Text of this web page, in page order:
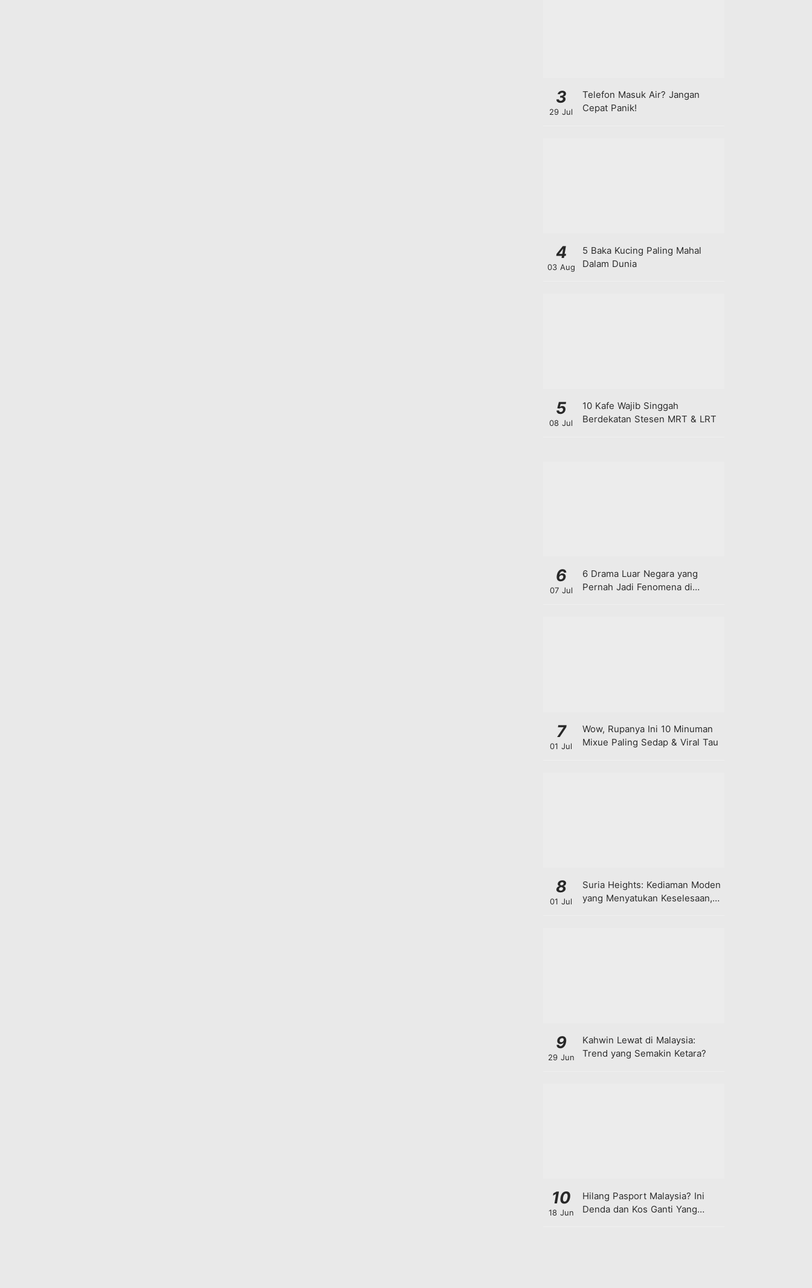
3
29 Jul
Telefon Masuk Air? Jangan
Cepat Panik!
4
03 Aug
5 Baka Kucing Paling Mahal
Dalam Dunia
5
08 Jul
10 Kafe Wajib Singgah
Berdekatan Stesen MRT & LRT
6
07 Jul
6 Drama Luar Negara yang
Pernah Jadi Fenomena di
7
01 Jul
Wow, Rupanya Ini 10 Minuman
Mixue Paling Sedap & Viral Tau
8
01 Jul
Suria Heights: Kediaman Moden
yang Menyatukan Keselesaan,
9
29 Jun
Kahwin Lewat di Malaysia:
Trend yang Semakin Ketara?
10
18 Jun
Hilang Pasport Malaysia? Ini
Denda dan Kos Ganti Yang